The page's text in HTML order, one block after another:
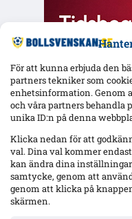
För att kunna erbjuda den
partners tekniker som
enhetsinformation. Genom
och våra partners behandla
unika ID:n på denna
Klicka nedan för att
val. Dina val kommer
kan ändra dina
samtycke, genom att
genom att klicka på
skärmen.
Mjällby –
17-årige